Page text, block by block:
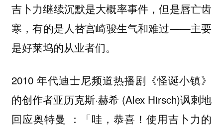
吉卜力继续沉默是大概率事件，但是唇亡齿
寒，有的是人替宫崎骏生气和难过——主要
是好莱坞的从业者们。
2010 年代迪士尼频道热播剧《怪诞小镇》
的创作者亚历克斯·赫希 (Alex Hirsch)讽刺地
回应奥特曼 ：「哇，恭喜！使用吉卜力的